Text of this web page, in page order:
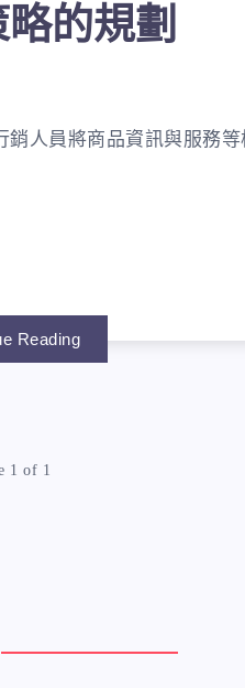
的規劃
人員將商品資訊與服務等
Reading
1 of 1